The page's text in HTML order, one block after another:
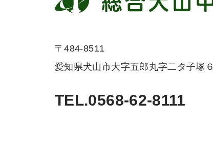
〒484-8511
愛知県犬山市大字五郎丸字二タ子塚６
TEL.0568-62-8111